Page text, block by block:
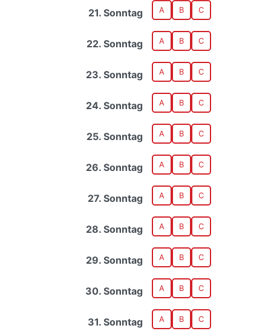
21. Sonntag A B C
22. Sonntag A B C
23. Sonntag A B C
24. Sonntag A B C
25. Sonntag A B C
26. Sonntag A B C
27. Sonntag A B C
28. Sonntag A B C
29. Sonntag A B C
30. Sonntag A B C
31. Sonntag A B C